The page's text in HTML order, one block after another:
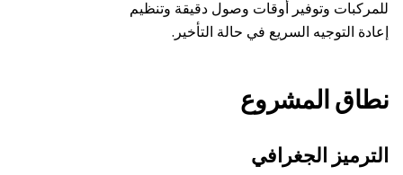
للمركبات وتوفير أوقات وصول دقيقة وتنظيم
إعادة التوجيه السريع في حالة التأخير.
نطاق المشروع
الترميز الجغرافي